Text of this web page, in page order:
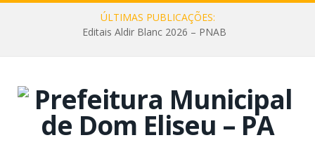
ÚLTIMAS PUBLICAÇÕES:
Editais Aldir Blanc 2026 – PNAB